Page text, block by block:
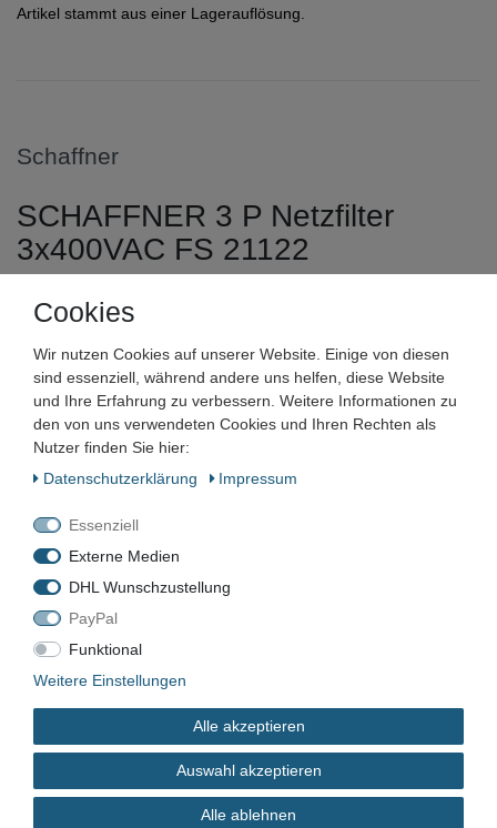
Artikel stammt aus einer Lagerauflösung.
Schaffner
SCHAFFNER 3 P Netzfilter
3x400VAC FS 21122
Barcode:
B-Ware
9,01 EUR
Inhalt1Stück
Cookies
Wir nutzen Cookies auf unserer Website. Einige von diesen
sind essenziell, während andere uns helfen, diese Website
und Ihre Erfahrung zu verbessern. Weitere Informationen zu
den von uns verwendeten Cookies und Ihren Rechten als
Nutzer finden Sie hier:
Daten­schutz­erklärung
Impressum
Essenziell
Externe Medien
DHL Wunschzustellung
PayPal
Funktional
Weitere Einstellungen
Alle akzeptieren
Auswahl akzeptieren
Alle ablehnen